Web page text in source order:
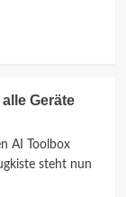
Geräte
AI Toolbox
steht nun